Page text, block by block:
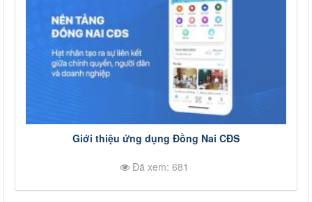
Giới thiệu ứng dụng Đồng Nai CĐS
Đã xem: 681